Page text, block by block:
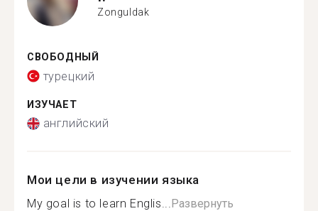
Zonguldak
СВОБОДНЫЙ
турецкий
ИЗУЧАЕТ
английский
Мои цели в изучении языка
My goal is to learn Englis...Развернуть